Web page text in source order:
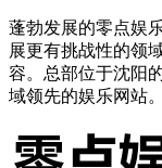
蓬勃发展的零点娱
展更有挑战性的领
容。总部位于沈阳
域领先的娱乐网站。